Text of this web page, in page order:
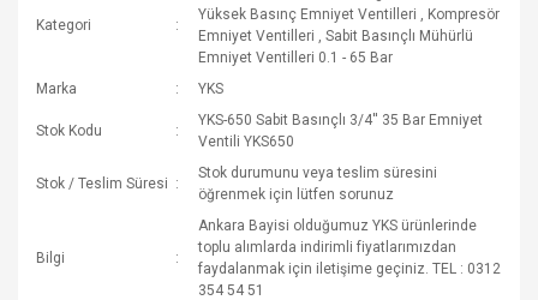
Kategori
Yüksek Basınç Emniyet Ventilleri , Kompresör
Emniyet Ventilleri ,Sabit Basınçlı Mühürlü
Emniyet Ventilleri 0.1 - 65 Bar
Marka
YKS
Stok Kodu
YKS-650 Sabit Basınçlı 3/4'' 35 Bar Emniyet
Ventili YKS650
Stok / Teslim Süresi
Stok durumunu veya teslim süresini
öğrenmek için lütfen sorunuz
Bilgi
Ankara Bayisi olduğumuz YKS ürünlerinde
toplu alımlarda indirimli fiyatlarımızdan
faydalanmak için iletişime geçiniz. TEL : 0312
354 54 51